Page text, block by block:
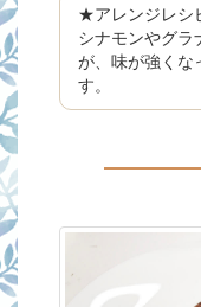
★アレンジレシ
シナモンやグラ
が、味が強くな
す。